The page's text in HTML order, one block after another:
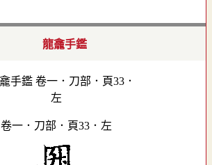
龍龕手鑑
卷一．刀部．頁33．左